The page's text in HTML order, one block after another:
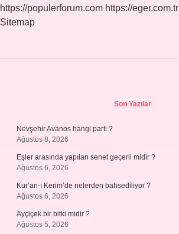
https://populerforum.com https://eger.com.tr
Sitemap
Son Yazılar
Nevşehir Avanos hangi parti ?
Ağustos 8, 2026
Eşler arasında yapılan senet geçerli midir ?
Ağustos 6, 2026
Kur’an-ı Kerim’de nelerden bahsediliyor ?
Ağustos 6, 2026
Ayçiçek bir bitki midir ?
Ağustos 5, 2026